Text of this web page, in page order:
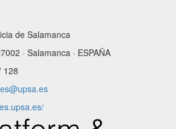
de Salamanca
· Salamanca · ESPAÑA
128